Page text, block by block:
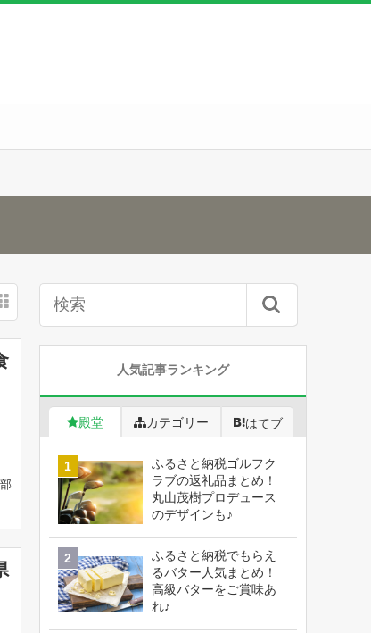
人気記事ランキング
殿堂 カテゴリー はてブ
ふるさと納税ゴルフク
ラブの返礼品まとめ！
丸山茂樹プロデュース
のデザインも♪
ふるさと納税でもらえ
るバター人気まとめ！
高級バターをご賞味あ
れ♪